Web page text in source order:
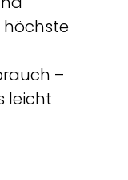
höchste
–
leicht